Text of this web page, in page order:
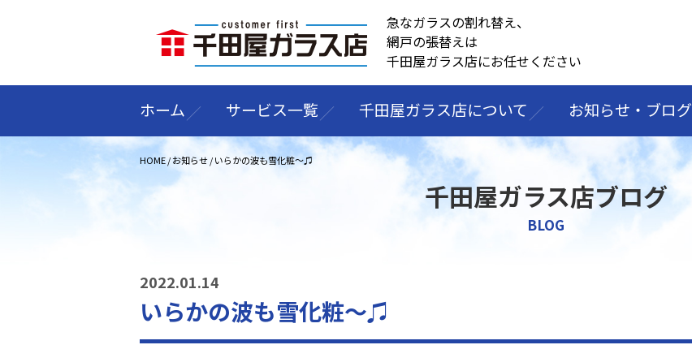
急なガラスの割れ替え、
網戸の張替えは
千田屋ガラス店にお任せください
ホーム サービス一覧 千田屋ガラス店について お知らせ・ブログ
HOME/お知らせ/いらかの波も雪化粧～♫
千田屋ガラス店ブログ
BLOG
2022.01.14
いらかの波も雪化粧～♫